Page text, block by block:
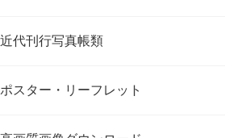
近代刊行写真帳類
ポスター・リーフレット